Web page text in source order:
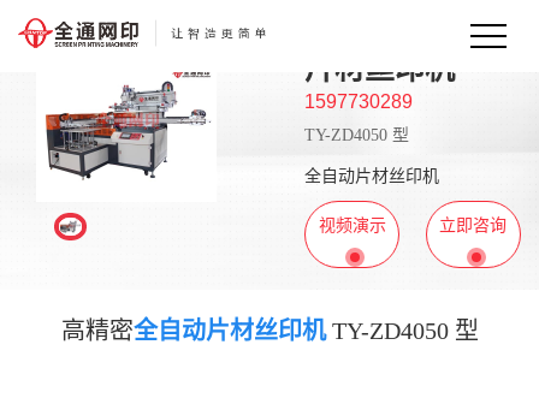
片材丝印机
1597730289
TY-ZD4050 型
全自动片材丝印机
视频演示 立即咨询
高精密全自动片材丝印机TY-ZD4050 型